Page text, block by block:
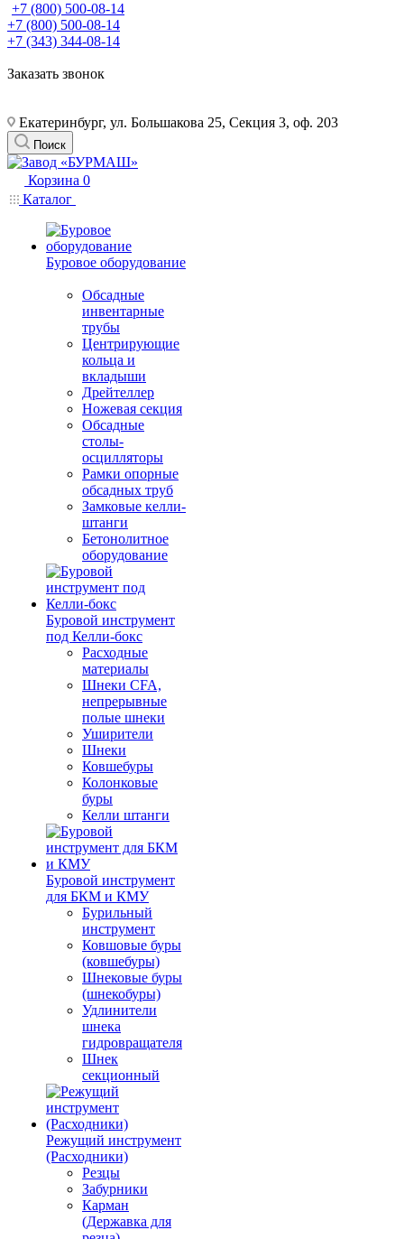
+7 (800) 500-08-14
+7 (800) 500-08-14
+7 (343) 344-08-14
Заказать звонок
Екатеринбург, ул. Большакова 25, Секция 3, оф. 203
Поиск
Корзина 0
Каталог
Буровое оборудование
Обсадные
инвентарные
трубы
Центрирующие
кольца и
вкладыши
Дрейтеллер
Ножевая секция
Обсадные
столы-
осцилляторы
Рамки опорные
обсадных труб
Замковые келли-
штанги
Бетонолитное
оборудование
Буровой инструмент
под Келли-бокс
Расходные
материалы
Шнеки CFA,
непрерывные
полые шнеки
Уширители
Шнеки
Ковшебуры
Колонковые
буры
Келли штанги
Буровой инструмент
для БКМ и КМУ
Бурильный
инструмент
Ковшовые буры
(ковшебуры)
Шнековые буры
(шнекобуры)
Удлинители
шнека
гидровращателя
Шнек
секционный
Режущий инструмент
(Расходники)
Резцы
Забурники
Карман
(Державка для